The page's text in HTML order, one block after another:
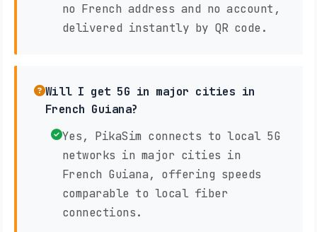
no French address and no account,
delivered instantly by QR code.
Will I get 5G in major cities in
French Guiana?
Yes, PikaSim connects to local 5G
networks in major cities in
French Guiana, offering speeds
comparable to local fiber
connections.